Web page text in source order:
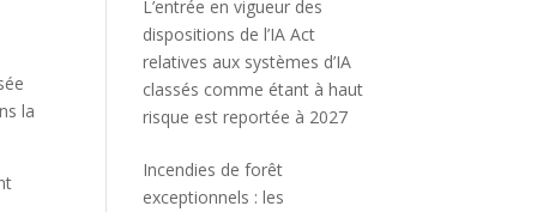
la
L’entrée en vigueur des
dispositions de l’IA Act
relatives aux systèmes d’IA
classés comme étant à haut
risque est reportée à 2027
Incendies de forêt
exceptionnels : les